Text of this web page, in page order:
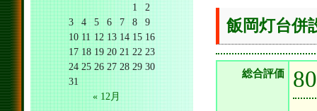
飯岡灯台併
総合評価
1
2
3
4 5 6 7 8
9
10 11 12 13 14 15 16
17 18 19 20 21 22 23
24 25 26 27 28 29 30
31
« 12月